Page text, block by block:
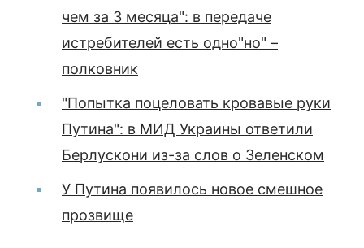
чем за 3 месяца": в передаче
истребителей есть одно"но" –
полковник
"Попытка поцеловать кровавые руки
Путина": в МИД Украины ответили
Берлускони из-за слов о Зеленском
У Путина появилось новое смешное
прозвище